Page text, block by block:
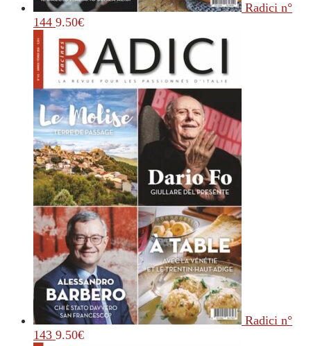
Radici n°
144 9.50€
Radici n°
143 9.50€